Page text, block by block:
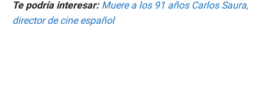
Te podría interesar: Muere a los 91 años Carlos Saura,
director de cine español